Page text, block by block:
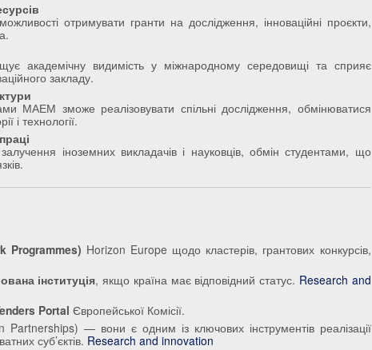
отримувати гранти на дослідження, інноваційні проєкти,
академічну видимість у міжнародному середовищі та сприяє
закладу.
МАЕМ зможе реалізовувати спільні дослідження, обмінюватися
і технології.
іноземних викладачів і науковців, обмін студентами, що
Programmes) Horizon Europe щодо кластерів, грантових конкурсів,
інституція, якщо країна має відповідний статус. Research and
Portal Європейської Комісії.
Partnerships) — вони є одним із ключових інструментів реалізації
суб’єктів. Research and innovation